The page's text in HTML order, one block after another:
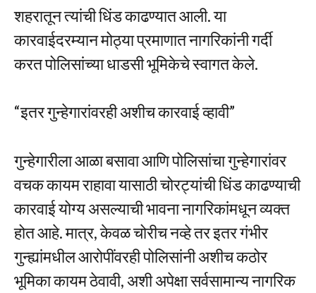
शहरातून त्यांची धिंड काढण्यात आली. या
कारवाईदरम्यान मोठ्या प्रमाणात नागरिकांनी गर्दी
करत पोलिसांच्या धाडसी भूमिकेचे स्वागत केले.
“इतर गुन्हेगारांवरही अशीच कारवाई व्हावी”
गुन्हेगारीला आळा बसावा आणि पोलिसांचा गुन्हेगारांवर
वचक कायम राहावा यासाठी चोरट्यांची धिंड काढण्याची
कारवाई योग्य असल्याची भावना नागरिकांमधून व्यक्त
होत आहे. मात्र, केवळ चोरीच नव्हे तर इतर गंभीर
गुन्ह्यांमधील आरोपींवरही पोलिसांनी अशीच कठोर
भूमिका कायम ठेवावी, अशी अपेक्षा सर्वसामान्य नागरिक